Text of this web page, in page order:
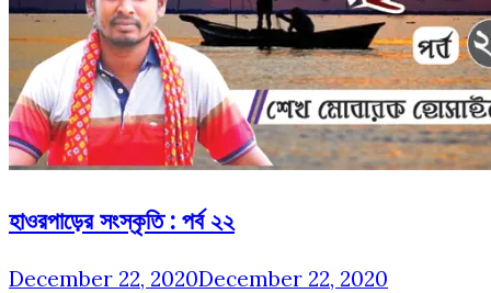
হাওরপাড়ের সংস্কৃতি : পর্ব ২২
December 22, 2020December 22, 2020